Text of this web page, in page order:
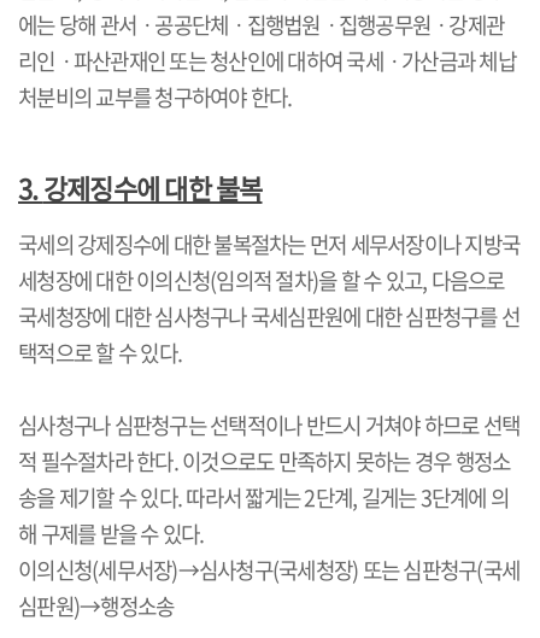
에는 당해 관서ㆍ공공단체ㆍ집행법원ㆍ집행공무원ㆍ강제관
리인ㆍ파산관재인 또는 청산인에 대하여 국세ㆍ가산금과 체납
처분비의 교부를 청구하여야 한다.
3.강제징수에 대한 불복
국세의 강제징수에 대한 불복절차는 먼저 세무서장이나 지방국
세청장에 대한 이의신청(임의적 절차)을 할 수 있고,다음으로
국세청장에 대한 심사청구나 국세심판원에 대한 심판청구를 선
택적으로 할 수 있다.
심사청구나 심판청구는 선택적이나 반드시 거쳐야 하므로 선택
적 필수절차라 한다.이것으로도 만족하지 못하는 경우 행정소
송을 제기할 수 있다.따라서 짧게는2단계,길게는3단계에 의
해 구제를 받을 수 있다.
이의신청(세무서장)→심사청구(국세청장)또는 심판청구(국세
심판원)→행정소송